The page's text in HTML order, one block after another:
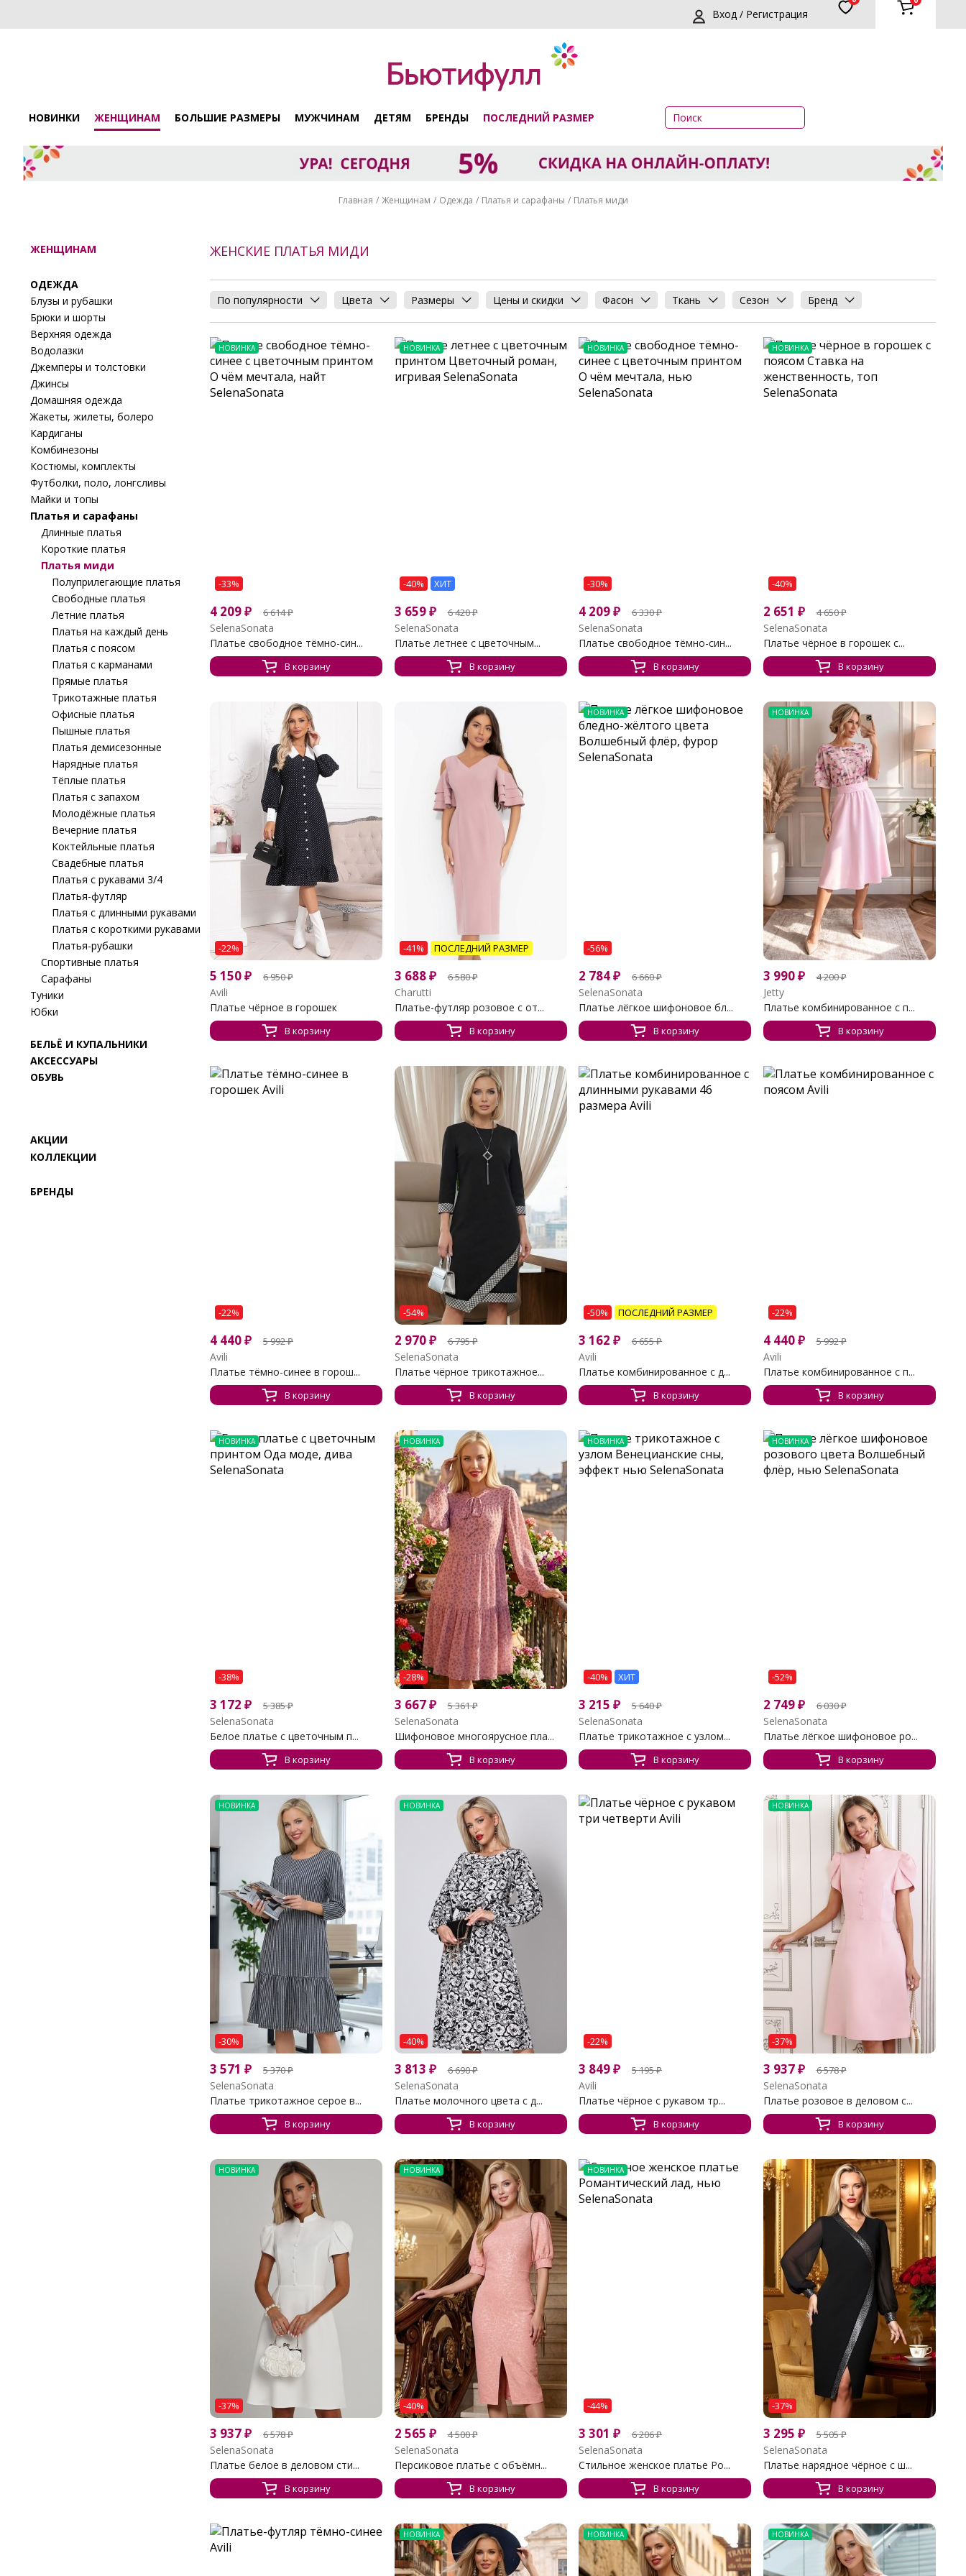
Вход / Регистрация
НОВИНКИ ЖЕНЩИНАМ БОЛЬШИЕ РАЗМЕРЫ МУЖЧИНАМ ДЕТЯМ БРЕНДЫ ПОСЛЕДНИЙ РАЗМЕР
Главная Женщинам Одежда Платья и сарафаны Платья миди
ЖЕНЩИНАМ
ОДЕЖДА
Блузы и рубашки
Брюки и шорты
Верхняя одежда
Водолазки
Джемперы и толстовки
Джинсы
Домашняя одежда
Жакеты, жилеты, болеро
Кардиганы
Комбинезоны
Костюмы, комплекты
Футболки, поло, лонгсливы
Майки и топы
Платья и сарафаны
Длинные платья
Короткие платья
Платья миди
Полуприлегающие платья
Свободные платья
Летние платья
Платья на каждый день
Платья с поясом
Платья с карманами
Прямые платья
Трикотажные платья
Офисные платья
Пышные платья
Платья демисезонные
Нарядные платья
Тёплые платья
Платья с запахом
Молодёжные платья
Вечерние платья
Коктейльные платья
Свадебные платья
Платья с рукавами 3/4
Платья-футляр
Платья с длинными рукавами
Платья с короткими рукавами
Платья-рубашки
Спортивные платья
Сарафаны
Туники
Юбки
БЕЛЬЁ И КУПАЛЬНИКИ
АКСЕССУАРЫ
ОБУВЬ
АКЦИИ
КОЛЛЕКЦИИ
БРЕНДЫ
ЖЕНСКИЕ ПЛАТЬЯ МИДИ
По популярности Цвета Размеры Цены и скидки Фасон Ткань Сезон Бренд
НОВИНКА
-33%
4 209₽ 6 614₽
SelenaSonata
Платье свободное тёмно-син...
В корзину
НОВИНКА
-40% ХИТ
3 659₽ 6 420₽
SelenaSonata
Платье летнее с цветочным...
В корзину
НОВИНКА
-30%
4 209₽ 6 330₽
SelenaSonata
Платье свободное тёмно-син...
В корзину
НОВИНКА
-40%
2 651 ₽ 4 650₽
SelenaSonata
Платье чёрное в горошек с...
В корзину
-22%
5 150₽ 6 950₽
Avili
Платье чёрное в горошек
В корзину
-41% ПОСЛЕДНИЙ РАЗМЕР
3 688₽ 6 580₽
Charutti
Платье-футляр розовое с от...
В корзину
НОВИНКА
-56%
2 784₽ 6 660₽
SelenaSonata
Платье лёгкое шифоновое бл...
В корзину
НОВИНКА
3 990₽ 4 200₽
Jetty
Платье комбинированное с п...
В корзину
-22%
4 440₽ 5 992₽
Avili
Платье тёмно-синее в горош...
В корзину
-54%
2 970₽ 6 795₽
SelenaSonata
Платье чёрное трикотажное...
В корзину
-50% ПОСЛЕДНИЙ РАЗМЕР
3 162 ₽ 6 655₽
Avili
Платье комбинированное с д...
В корзину
-22%
4 440₽ 5 992₽
Avili
Платье комбинированное с п...
В корзину
НОВИНКА
-38%
3 172 ₽ 5 385₽
SelenaSonata
Белое платье с цветочным п...
В корзину
НОВИНКА
-28%
3 667₽ 5 361₽
SelenaSonata
Шифоновое многоярусное пла...
В корзину
НОВИНКА
-40% ХИТ
3 215 ₽ 5 640₽
SelenaSonata
Платье трикотажное с узлом...
В корзину
НОВИНКА
-52%
2 749₽ 6 030₽
SelenaSonata
Платье лёгкое шифоновое ро...
В корзину
НОВИНКА
-30%
3 571 ₽ 5 370₽
SelenaSonata
Платье трикотажное серое в...
В корзину
НОВИНКА
-40%
3 813 ₽ 6 690₽
SelenaSonata
Платье молочного цвета с д...
В корзину
-22%
3 849₽ 5 195₽
Avili
Платье чёрное с рукавом тр...
В корзину
НОВИНКА
-37%
3 937₽ 6 578₽
SelenaSonata
Платье розовое в деловом с...
В корзину
НОВИНКА
-37%
3 937₽ 6 578₽
SelenaSonata
Платье белое в деловом сти...
В корзину
НОВИНКА
-40%
2 565 ₽ 4 500₽
SelenaSonata
Персиковое платье с объёмн...
В корзину
НОВИНКА
-44%
3 301 ₽ 6 206₽
SelenaSonata
Стильное женское платье Ро...
В корзину
-37%
3 295 ₽ 5 505₽
SelenaSonata
Платье нарядное чёрное с ш...
В корзину
НОВИНКА НОВИНКА НОВИНКА